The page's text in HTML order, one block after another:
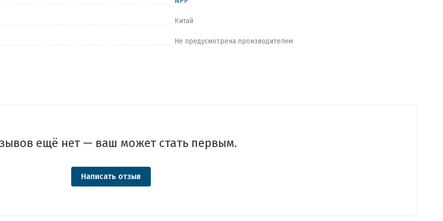
Китай
Не предусмотрена производителем
ещё нет — ваш может стать первым.
Написать отзыв